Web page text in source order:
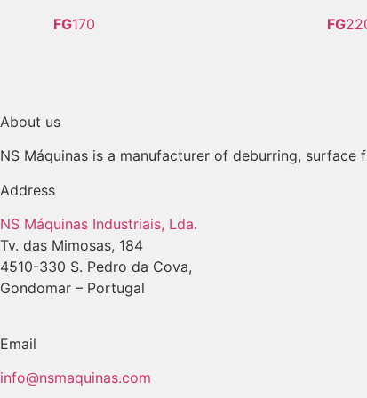
FG170 FG
About us
NS Máquinas is a manufacturer of deburring,
Address
NS Máquinas Industriais, Lda.
Tv. das Mimosas, 184
4510-330 S. Pedro da Cova,
Gondomar – Portugal
Email
info@nsmaquinas.com